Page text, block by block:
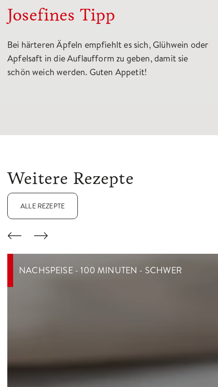
Josefines Tipp
Bei härteren Äpfeln empfiehlt es sich, Glühwein oder
Apfelsaft in die Auflaufform zu geben, damit sie
schön weich werden. Guten Appetit!
Weitere Rezepte
ALLE REZEPTE
NACHSPEISE - 100 MINUTEN - SCHWER